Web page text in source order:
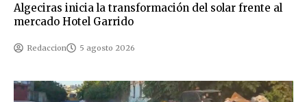
Algeciras inicia la transformación del solar frente al
mercado Hotel Garrido
Redaccion 5 agosto 2026